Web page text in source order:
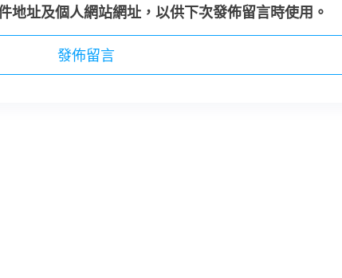
地址及個人網站網址，以供下次發佈留言時使用。